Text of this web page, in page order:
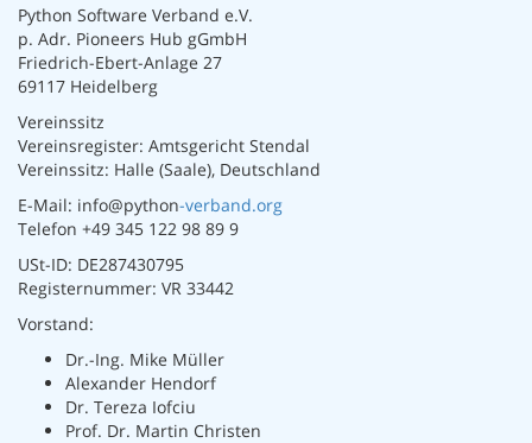
Python Software Verband e.V.
p. Adr. Pioneers Hub gGmbH
Friedrich-Ebert-Anlage 27
69117 Heidelberg
Vereinssitz
Vereinsregister: Amtsgericht Stendal
Vereinssitz: Halle (Saale), Deutschland
E-Mail: info@python-verband.org
Telefon +49 345 122 98 89 9
USt-ID: DE287430795
Registernummer: VR 33442
Vorstand:
Dr.-Ing. Mike Müller
Alexander Hendorf
Dr. Tereza Iofciu
Prof. Dr. Martin Christen